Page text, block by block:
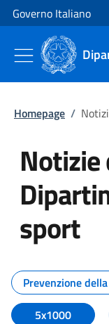
Vai al contenuto
Vai alla navigazione del
Governo Italiano
Homepage /
Notizie
sport
Tutti i
Prevenzione
5x1000